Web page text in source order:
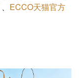
、 ECCO天猫官方